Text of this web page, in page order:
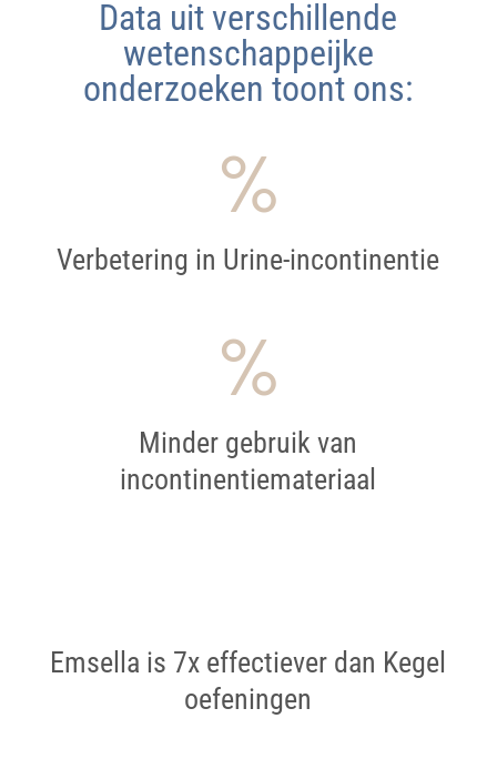
Data uit verschillende
wetenschappeijke
onderzoeken toont ons:
%
Verbetering in Urine-incontinentie
%
Minder gebruik van
incontinentiemateriaal
Emsella is 7x effectiever dan Kegel
oefeningen